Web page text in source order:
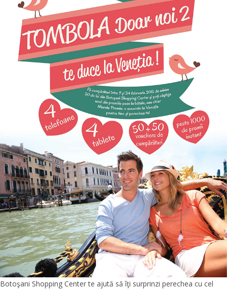
Botoşani Shopping Center te ajută să îţi surprinzi perechea cu cel